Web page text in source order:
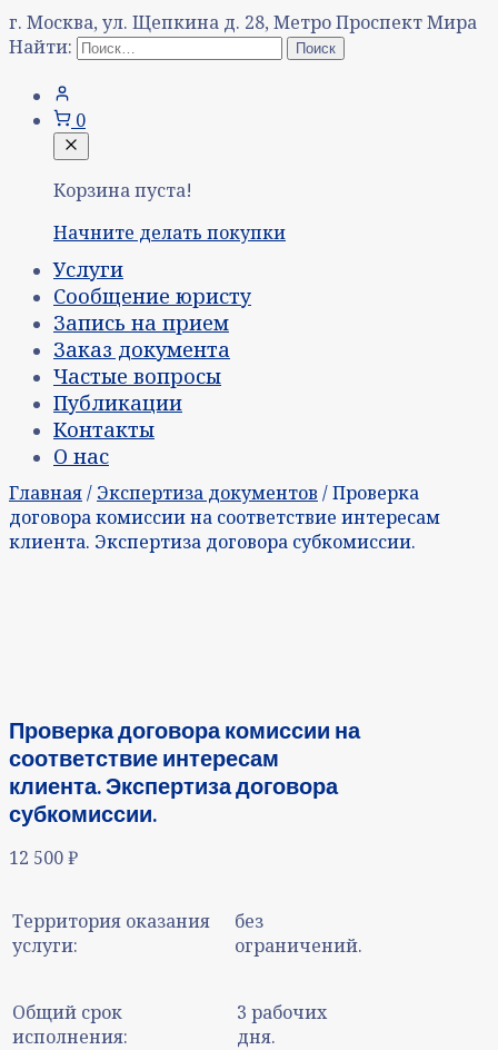
г. Москва, ул. Щепкина д. 28, Метро Проспект Мира
Найти:
0
Корзина пуста!
Начните делать покупки
Услуги
Сообщение юристу
Запись на прием
Заказ документа
Частые вопросы
Публикации
Контакты
О нас
Главная/ Экспертиза документов / Проверка
договора комиссии на соответствие интересам
клиента. Экспертиза договора субкомиссии.
Проверка договора комиссии на
соответствие интересам
клиента. Экспертиза договора
субкомиссии.
12 500₽
Территория оказания
услуги:
без
ограничений.
Общий срок
исполнения:
3 рабочих
дня.